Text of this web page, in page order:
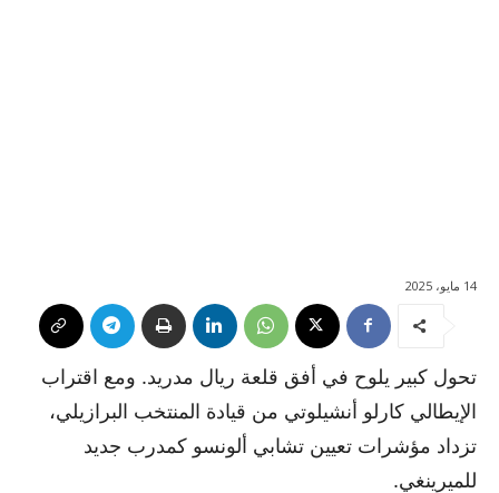
14 مايو، 2025
تحول كبير يلوح في أفق قلعة ريال مدريد. ومع اقتراب
الإيطالي كارلو أنشيلوتي من قيادة المنتخب البرازيلي،
تزداد مؤشرات تعيين تشابي ألونسو كمدرب جديد
للميرينغي.